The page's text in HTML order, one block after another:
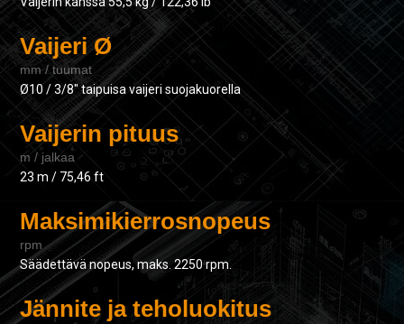
Vaijeri Ø
mm / tuumat
Ø10 / 3/8" taipuisa vaijeri suojakuorella
Vaijerin pituus
m / jalkaa
23 m / 75,46 ft
Maksimikierrosnopeus
rpm
Säädettävä nopeus, maks. 2250 rpm.
Jännite ja teholuokitus